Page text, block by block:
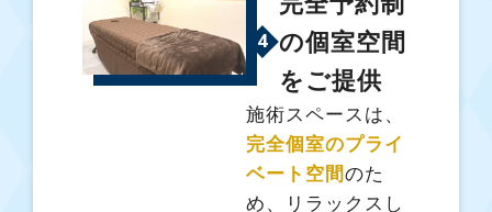
4 の個室空間
をご提供
施術スペースは、
完全個室のプライ
ベート空間のた
め、リラックスし